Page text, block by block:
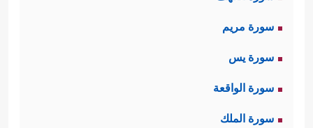
سورة مريم
سورة يس
سورة الواقعة
سورة الملك